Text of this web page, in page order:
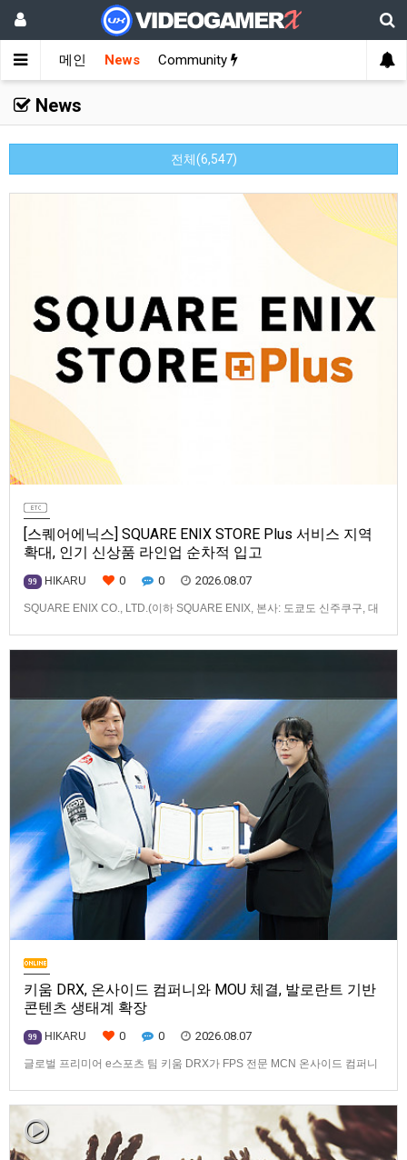
메인 News Community
News
전체(6,547)
[스퀘어에닉스] SQUARE ENIX STORE Plus 서비스 지역
확대, 인기 신상품 라인업 순차적 입고
99 HIKARU 0 0 2026.08.07
SQUARE ENIX CO., LTD.(이하 SQUARE ENIX, 본사: 도쿄도 신주쿠구, 대
키움 DRX, 온사이드 컴퍼니와 MOU 체결, 발로란트 기반
콘텐츠 생태계 확장
99 HIKARU 0 0 2026.08.07
글로벌 프리미어 e스포츠 팀 키움 DRX가 FPS 전문 MCN 온사이드 컴퍼니
문화 산업 저변 확대 및 콘텐츠 강화를 위한 업무 협약(MOU)을 체결했다고
밝혔다. 이날 협약식에는 키움 DRX 양선일 대표이사, …